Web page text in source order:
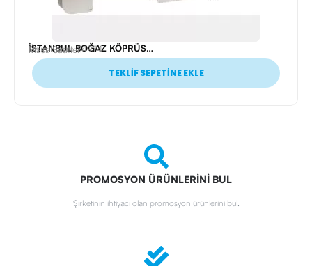
İSTANBUL BOĞAZ KÖPRÜSÜ MASA SAATİ
Ürün Kodu: 24974
Masa Saatleri
TEKLİF SEPETİNE EKLE
PROMOSYON ÜRÜNLERİNİ BUL
Şirketinin ihtiyacı olan promosyon ürünlerini bul.